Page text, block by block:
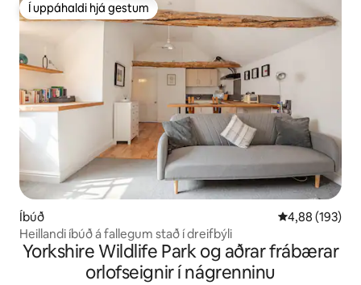
Í uppáhaldi hjá gestum
Í uppáhaldi hjá gestum
Íbúð 4,88 af 5 í
4,88 (193)
Heillandi íbúð á fallegum stað í dreifbýli
Yorkshire Wildlife Park og aðrar frábærar
orlofseignir í nágrenninu